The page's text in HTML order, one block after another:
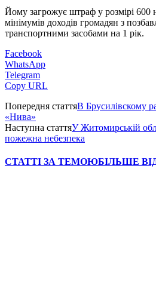
Йому загрожує штраф у розмірі 600
мінімумів доходів громадян з
транспортними засобами на 1 рік.
Facebook
WhatsApp
Telegram
Copy URL
Попередня статтяВ Брусилівскому
«Нива»
Наступна статтяУ Житомирській
пожежна небезпека
СТАТТІ ЗА ТЕМОЮБІЛЬШЕ